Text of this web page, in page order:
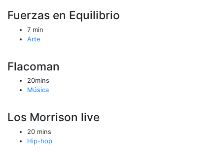
Fuerzas en Equilibrio
7 min
Arte
Flacoman
20mins
Música
Los Morrison live
20 mins
Hip-hop